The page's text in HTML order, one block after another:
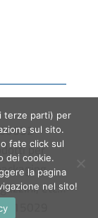
per
etc…
terze parti) per
sul sito.
fate click sul
dei cookie.
la pagina
nel sito!